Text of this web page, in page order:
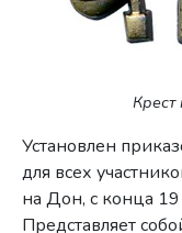
Крест
Установлен
для всех
на Дон, с конца
Представляет